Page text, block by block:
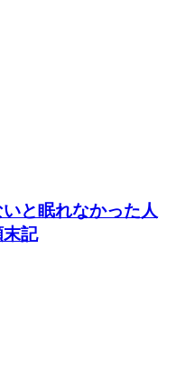
と眠れなかった人
末記